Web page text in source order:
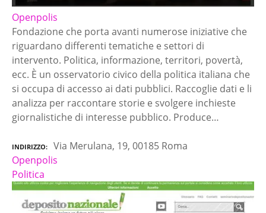
Openpolis
Fondazione che porta avanti numerose iniziative che
riguardano differenti tematiche e settori di
intervento. Politica, informazione, territori, povertà,
ecc. È un osservatorio civico della politica italiana che
si occupa di accesso ai dati pubblici. Raccoglie dati e li
analizza per raccontare storie e svolgere inchieste
giornalistiche di interesse pubblico. Produce…
INDIRIZZO
Via Merulana, 19, 00185 Roma
Openpolis
Politica